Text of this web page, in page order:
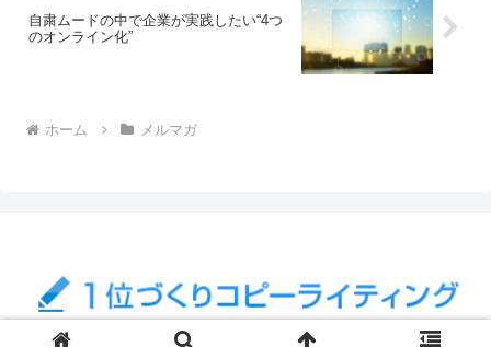
自粛ムードの中で企業が実践したい“4つ
のオンライン化”
ホーム メルマガ
© 2011 1位づくりAIコピーライティング.